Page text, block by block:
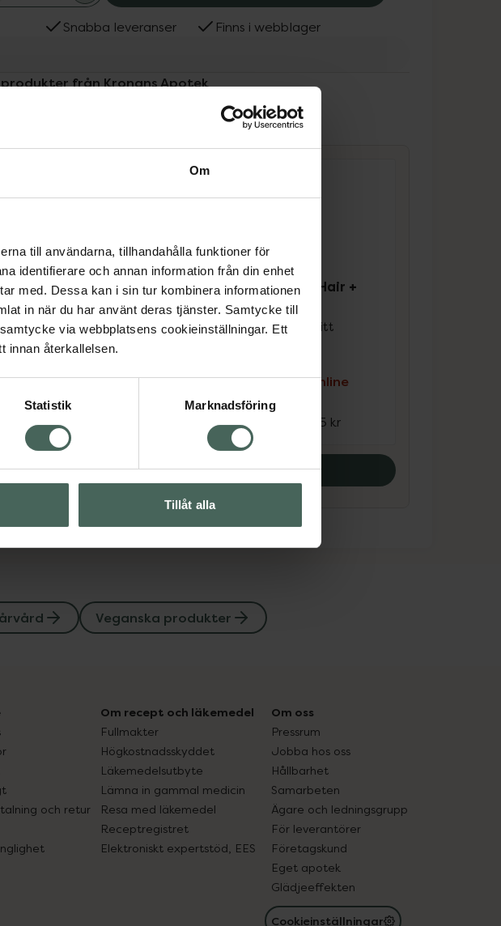
Om
till användarna, tillhandahålla funktioner för
identifierare och annan information från din enhet
med. Dessa kan i sin tur kombinera informationen
in när du har använt deras tjänster. Samtycke till
via webbplatsens cookieinställningar. Ett
innan återkallelsen.
Statistik Marknadsföring
Tillåt alla
Snabba leveranser Finns i webblager
från Kronans Apotek
Kronans Apotek Hair +
Scalp
Sulfat- och silikonfritt
schampo 250 ml
Kampanjpris online
Tidigare pris:
4.8 av 5 i omdöme
Kronans Apotek Hair +
Scalp Balancing
Sulfat- och silikonfritt
Kampanjpris online
86,25 kr
Tidigare pris: 115 kr
båda för
kr Köp båda
Veganska produkter
och retur
Om recept och läkemedel
Fullmakter
Högkostnadsskyddet
Läkemedelsutbyte
Lämna in gammal medicin
Resa med läkemedel
Receptregistret
Elektroniskt expertstöd, EES
Om oss
Pressrum
Jobba hos oss
Hållbarhet
Samarbeten
Ägare och ledningsgrupp
För leverantörer
Företagskund
Eget apotek
Glädjeeffekten
Cookieinställningar